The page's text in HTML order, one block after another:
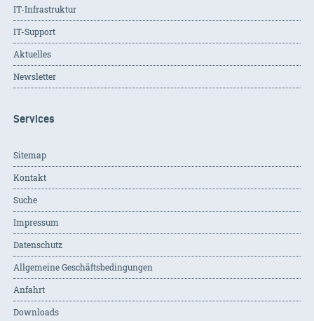
IT-Infrastruktur
IT-Support
Aktuelles
Newsletter
Services
Sitemap
Kontakt
Suche
Impressum
Datenschutz
Allgemeine Geschäftsbedingungen
Anfahrt
Downloads